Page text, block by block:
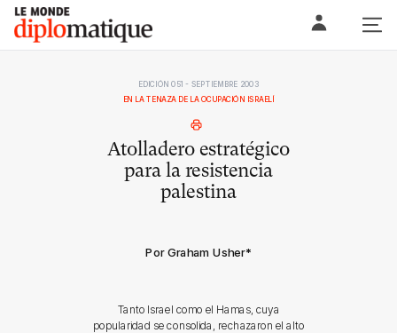
Skip
content
Le monde diplomatique
EDICIÓN 051 - SEPTIEMBRE 2003
EN LA TENAZA DE LA OCUPACIÓN ISRAELÍ
Atolladero estratégico
para la resistencia
palestina
Por Graham Usher*
Tanto Israel como el Hamas, cuya
popularidad se consolida, rechazaron el alto